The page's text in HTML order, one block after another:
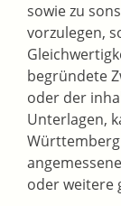
sowie zu
vorzulegen,
begründete
oder der
Unterlagen,
oder weitere